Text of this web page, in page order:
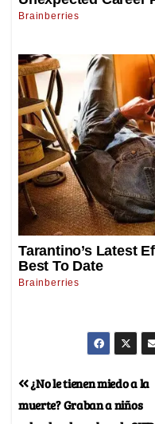
¿No le tienen miedo a la
muerte? Graban a niños